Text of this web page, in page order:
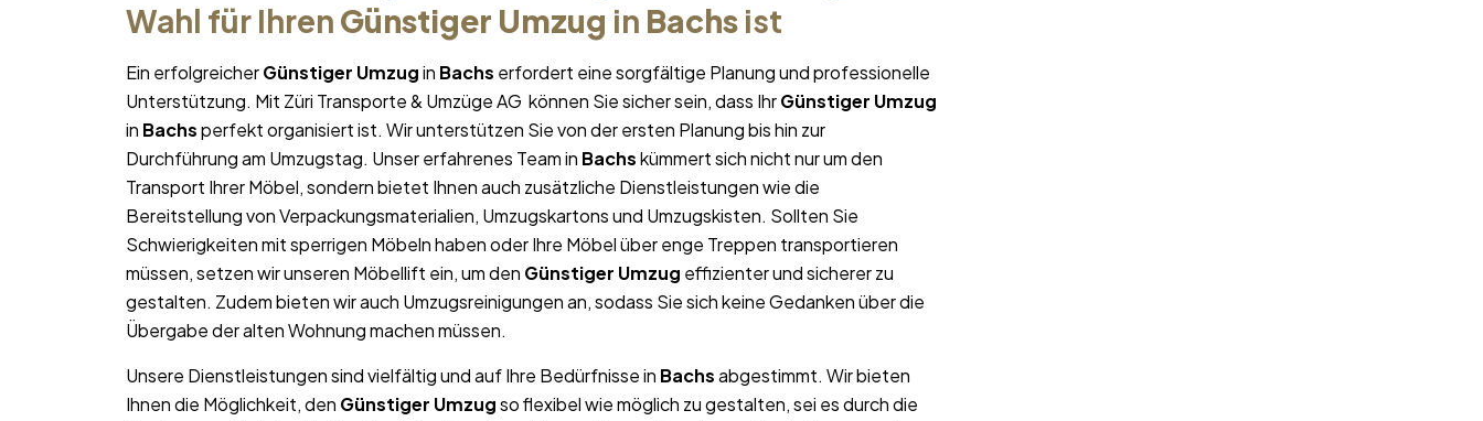
Wahl für Ihren Günstiger Umzug in Bachs ist
Ein erfolgreicherGünstiger Umzugin Bachs erfordert eine sorgfältige Planung und professionelle
Unterstützung. Mit Züri Transporte & Umzüge AG können Sie sicher sein, dass IhrGünstiger Umzug
in Bachsperfekt organisiert ist. Wir unterstützen Sie von der ersten Planung bis hin zur
Durchführung am Umzugstag. Unser erfahrenes Team in Bachskümmert sich nicht nur um den
Transport Ihrer Möbel, sondern bietet Ihnen auch zusätzliche Dienstleistungen wie die
Bereitstellung von Verpackungsmaterialien, Umzugskartons und Umzugskisten. Sollten Sie
Schwierigkeiten mit sperrigen Möbeln haben oder Ihre Möbel über enge Treppen transportieren
müssen, setzen wir unseren Möbellift ein, um den Günstiger Umzug effizienter und sicherer zu
gestalten. Zudem bieten wir auch Umzugsreinigungen an, sodass Sie sich keine Gedanken über die
Übergabe der alten Wohnung machen müssen.
Unsere Dienstleistungen sind vielfältig und auf Ihre Bedürfnisse in Bachsabgestimmt. Wir bieten
Ihnen die Möglichkeit, den Günstiger Umzugso flexibel wie möglich zu gestalten, sei es durch die